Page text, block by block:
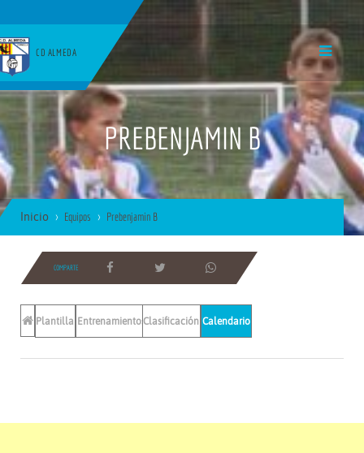
CD ALMEDA
PREBENJAMIN B
Inicio Equipos Prebenjamin B
COMPARTE
Plantilla EntrenamientosClasificación Calendario